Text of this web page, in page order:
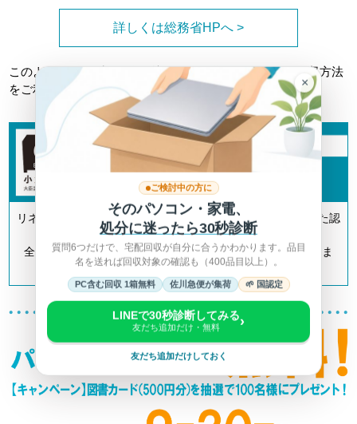
詳しくは総務省HPへ >
このようなトラブルに巻き込まれない為にも、正しい回収方法
をご利用ください。
リネットジャパンは「小型家電リサイクル法」の認定を受けた認
定事業者です。
全国700以上の自治体とも連携してリサイクルを推進していま
す。
×
ご検討中の方に
そのパソコン・家電、
処分に迷ったら30秒診断
質問6つだけで、宅配回収が自分に合うかわかります。品目
名を送れば回収対象の確認も（400品目以上）。
PC含む回収 1箱無料 佐川急便が集荷 🌱 国認定
LINEで30秒診断してみる
友だち追加だけ・無料 ›
友だち追加だけしておく